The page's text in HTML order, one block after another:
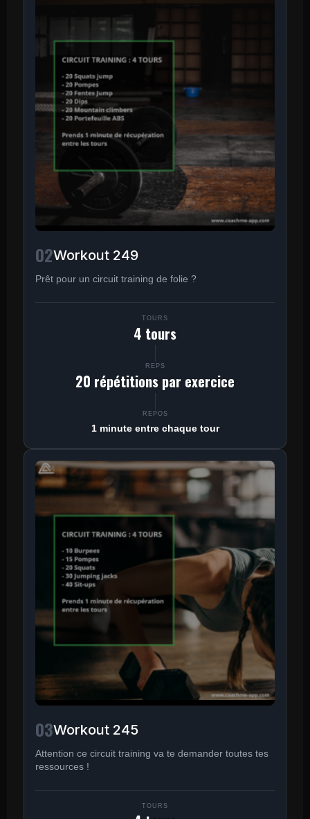
02Workout 249
Prêt pour un circuit training de folie ?
TOURS
4 tours
REPS
20 répétitions par exercice
REPOS
1 minute entre chaque tour
03Workout 245
Attention ce circuit training va te demander toutes tes
ressources !
TOURS